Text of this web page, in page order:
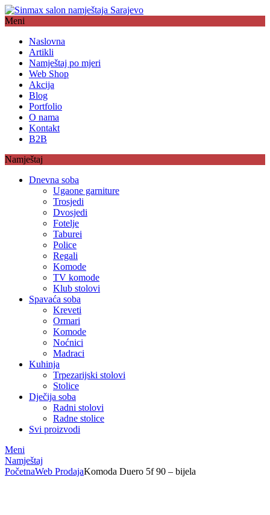
Meni
Naslovna
Artikli
Namještaj po mjeri
Web Shop
Akcija
Blog
Portfolio
O nama
Kontakt
B2B
Namještaj
Dnevna soba
Ugaone garniture
Trosjedi
Dvosjedi
Fotelje
Taburei
Police
Regali
Komode
TV komode
Klub stolovi
Spavaća soba
Kreveti
Ormari
Komode
Noćnici
Madraci
Kuhinja
Trpezarijski stolovi
Stolice
Dječija soba
Radni stolovi
Radne stolice
Svi proizvodi
Meni
Namještaj
PočetnaWeb ProdajaKomoda Duero 5f 90 – bijela